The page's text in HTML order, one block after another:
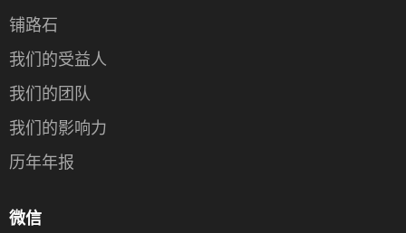
铺路石
我们的受益人
我们的团队
我们的影响力
历年年报
微信